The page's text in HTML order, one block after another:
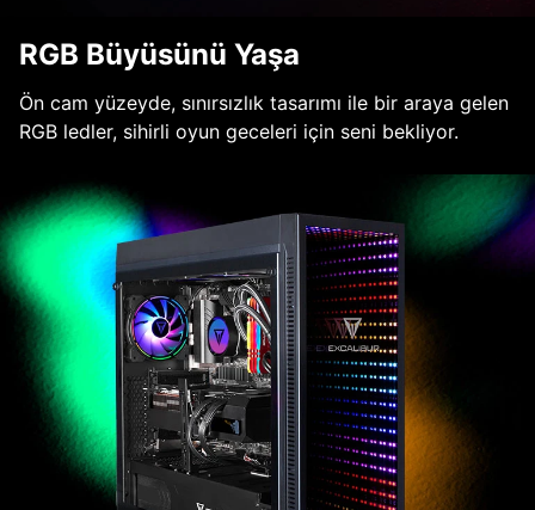
RGB Büyüsünü Yaşa
Ön cam yüzeyde, sınırsızlık tasarımı ile bir araya gelen
RGB ledler, sihirli oyun geceleri için seni bekliyor.